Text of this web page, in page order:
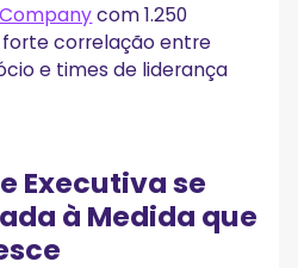
com 1.250
correlação entre
e times de liderança
Executiva se
à Medida que